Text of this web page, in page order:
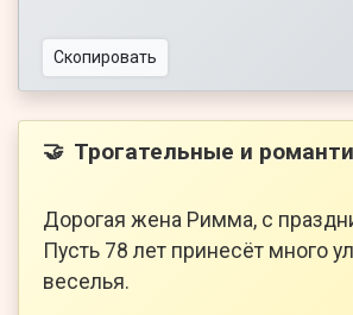
Скопировать
🤝 Трогательные и
Дорогая жена Римма, с
Пусть 78 лет принесёт много
веселья.